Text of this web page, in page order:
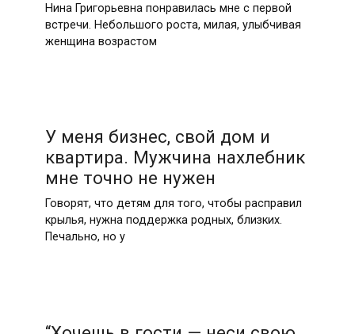
Нина Григорьевна понравилась мне с первой
встречи. Небольшого роста, милая, улыбчивая
женщина возрастом
У меня бизнес, свой дом и
квартира. Мужчина нахлебник
мне точно не нужен
Говорят, что детям для того, чтобы расправил
крылья, нужна поддержка родных, близких.
Печально, но у